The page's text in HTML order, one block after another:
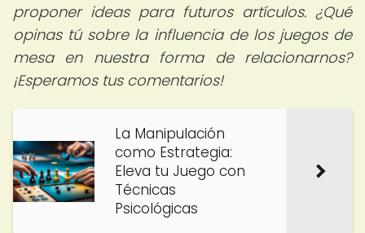
proponer ideas para futuros artículos. ¿Qué
opinas tú sobre la influencia de los juegos de
mesa en nuestra forma de relacionarnos?
¡Esperamos tus comentarios!
La Manipulación
como Estrategia:
Eleva tu Juego con
Técnicas
Psicológicas